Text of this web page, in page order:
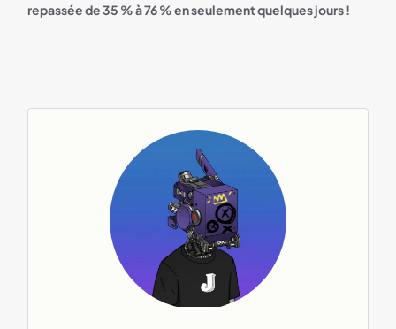
repassée de 35 % à 76 % en seulement quelques jours !